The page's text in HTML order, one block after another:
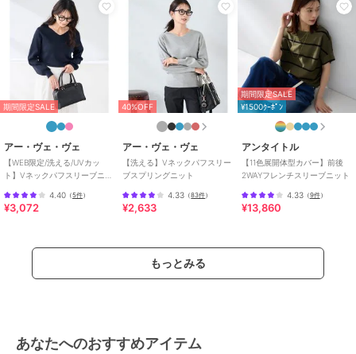
ピンク/ブルー/ネイビー/ラベンダ
ー/ダークグレー：レーヨン 50%
ポリエステル 30% ナイロン 20%
商品のお取り扱い方法
特徴
ナイロン
/ ポリエステル素材/
レーヨン素材/無地/長袖/パ
フスリーブ/ライフスタイル
キャンプ・レジャー
Vネック/
ビジネス /カジュアル/レギュ
ラー丈(トップス)
チュニック丈
（トップス）
レーヨン素材 /無地
（トップス）
期間限定SALE
アー・ヴェ・ヴェ
【WEB限定/洗える/UVカッ
ト】Vネックパフスリーブニッ
4.40 （5件）
¥3,072
40%OFF
アー・ヴェ・ヴェ
【洗える】Vネックパフスリー
ブスプリングニット
4.33 （83件）
¥2,633
期間限定SALE
¥1500ｸｰﾎﾟﾝ
アンタイトル
【11色展開体型カバー】前後
2WAYフレンチスリーブニット
4.33（9件）
¥13,860
もっとみる
あなたへのおすすめアイテム